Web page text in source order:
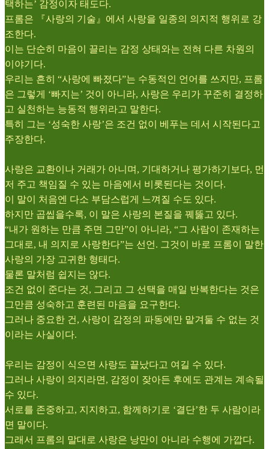
택하는’ 감정이자 태도다.
프롬은 『사랑의 기술』에서 사랑을 일종의 의지적 행위로 강
조한다.
이는 단순히 마음이 끌리는 감정 상태와는 전혀 다른 차원의
이야기다.
우리는 흔히 “사랑에 빠졌다”는 수동적인 언어를 쓰지만, 프롬
은 그렇게 ‘빠지는’ 것이 아니라, 사랑은 우리가 꾸준히 결정하
고 실천하는 능동적 행위라고 말한다.
특히 그는 ‘성숙한 사랑’은 조건 없이 베푸는 데서 시작된다고
주장한다.
사랑은 교환이나 거래가 아니며, 기대하거나 평가하기보다, 먼
저 주고 책임질 수 있는 마음에서 비롯된다는 것이다.
이 말이 처음엔 다소 부담스럽게 느껴질 수도 있다.
하지만 곱씹을수록, 이 말은 사랑의 본질을 꿰뚫고 있다.
“내가 원하는 만큼 주면 그만”이 아니라, “그 사람이 존재하는
그대로, 내 의지로 사랑한다”는 선언. 그것이 바로 프롬이 말한
사랑의 가장 고귀한 형태다.
물론 말처럼 쉽지는 않다.
조건 없이 준다는 것, 그리고 그 선택을 매일 반복한다는 것은
그만큼 성숙하고 훈련된 마음을 요구한다.
그러나 중요한 건, 사랑이 감정의 파동에만 맡겨둘 수 없는 것
이라는 사실이다.
우리는 감정이 식으면 사랑도 끝났다고 여길 수 있다.
그러나 사랑이 의지라면, 감정이 잦아든 후에도 관계는 계속될
수 있다.
서로를 존중하고, 지지하고, 함께하기로 ‘결단’한 두 사람이라
면 말이다.
그래서 프롬의 말대로 사랑은 낭만이 아니라 수행에 가깝다.